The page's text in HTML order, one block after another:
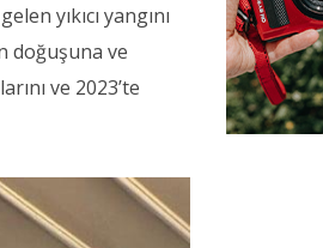
yıkıcı yangını
doğuşuna ve
ve 2023’te